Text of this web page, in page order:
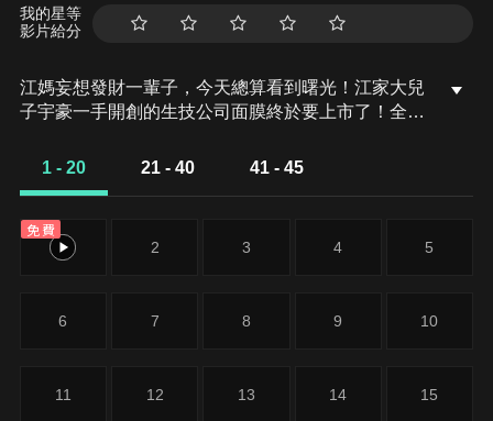
我的星等
影片給分
江媽妄想發財一輩子，今天總算看到曙光！江家大兒
子宇豪一手開創的生技公司面膜終於要上市了！全國
宇豪的老婆錦華為了實現發財美夢，向來斤斤計較的
爆彈…
1 - 20 21 - 40 41 - 45
免費
1 2 3 4 5
6 7 8 9 10
11 12 13 14 15